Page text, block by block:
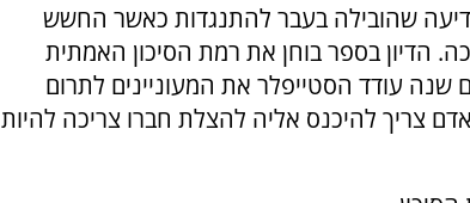
שהובילה בעבר להתנגדות כאשר החשש
הדיון בספר בוחן את רמת הסיכון האמתית
עודד הסטייפלר את המעוניינים לתרום
צריך להיכנס אליה להצלת חברו צריכה להיות